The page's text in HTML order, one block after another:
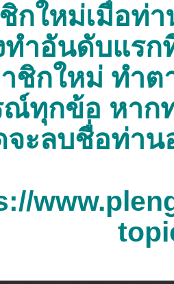
กใหม่เมื่อท่
ทำอันดับแรก
ชิกใหม่ ทำ
ทุกข้อ หาก
จะลบชื่อท่า